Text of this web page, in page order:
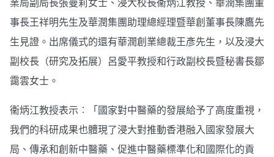
事長王祥明先生及華潤集團助理總經理暨華創董事長陳鷹先
生見證。出席儀式的還有華潤創業總裁王彥先生，以及浸大
副校長（研究及拓展）呂愛平教授和行政副校長暨秘書長鄒
靄雲女士。
衞炳江教授表示︰「國家對中醫藥的發展給予了高度重視，
我們的科研成果也體現了浸大對推動香港融入國家發展大
局、傳承和創新中醫藥、促進中醫藥標準化和國際化的貢